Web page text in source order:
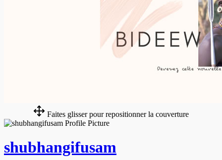
Faites glisser pour repositionner la couverture
shubhangifusam